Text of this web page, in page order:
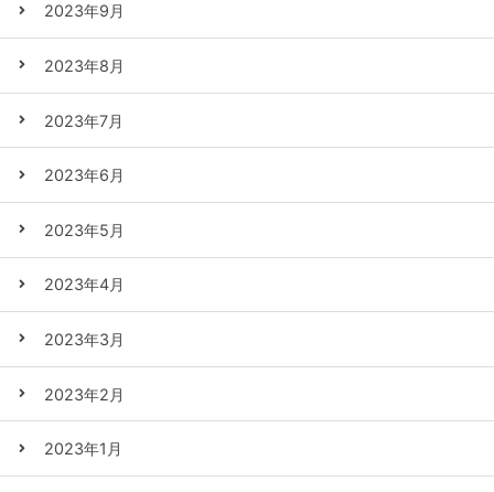
2023年9月
2023年8月
2023年7月
2023年6月
2023年5月
2023年4月
2023年3月
2023年2月
2023年1月